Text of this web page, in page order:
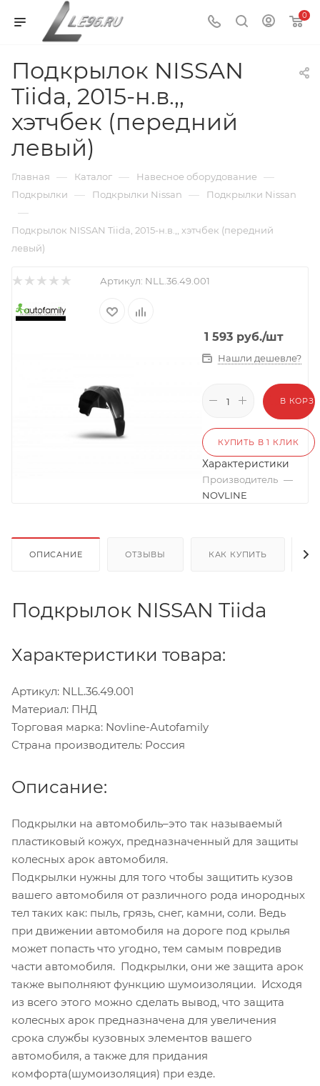
0
Подкрылок NISSAN
Tiida, 2015-н.в.,,
хэтчбек (передний
левый)
Главная — Каталог — Навесное оборудование —
Подкрылки — Подкрылки Nissan — Подкрылки Nissan
—
Подкрылок NISSAN Tiida, 2015-н.в.,, хэтчбек (передний
левый)
Артикул: NLL.36.49.001
1 593 руб./шт
Нашли дешевле?
В
КУПИТЬ В 1 КЛИК
Характеристики
Производитель —
NOVLINE
ОПИСАНИЕ ОТЗЫВЫ КАК КУПИТЬ
Подкрылок NISSAN Tiida
Характеристики товара:
Артикул: NLL.36.49.001
Материал: ПНД
Торговая марка: Novline-Autofamily
Страна производитель: Россия
Описание:
Подкрылки на автомобиль–это так называемый
пластиковый кожух, предназначенный для защиты
колесных арок автомобиля.
Подкрылки нужны для того чтобы защитить кузов
вашего автомобиля от различного рода инородных
тел таких как: пыль, грязь, снег, камни, соли. Ведь
при движении автомобиля на дороге под крылья
может попасть что угодно, тем самым повредив
части автомобиля. Подкрылки, они же защита арок
также выполняют функцию шумоизоляции. Исходя
из всего этого можно сделать вывод, что защита
колесных арок предназначена для увеличения
срока службы кузовных элементов вашего
автомобиля, а также для придания
комфорта(шумоизоляция) при езде.